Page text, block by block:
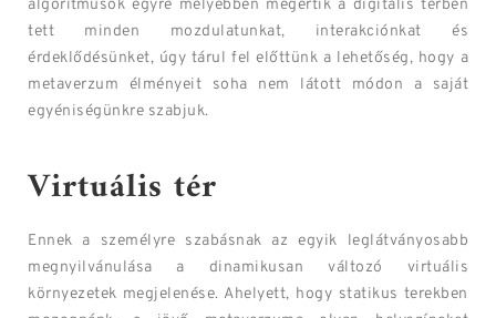
algoritmusok egyre mélyebben megértik a digitális térben
tett minden mozdulatunkat, interakciónkat és
érdeklődésünket, úgy tárul fel előttünk a lehetőség, hogy a
metaverzum élményeit soha nem látott módon a saját
egyéniségünkre szabjuk.
Virtuális tér
Ennek a személyre szabásnak az egyik leglátványosabb
megnyilvánulása a dinamikusan változó virtuális
környezetek megjelenése. Ahelyett, hogy statikus terekben